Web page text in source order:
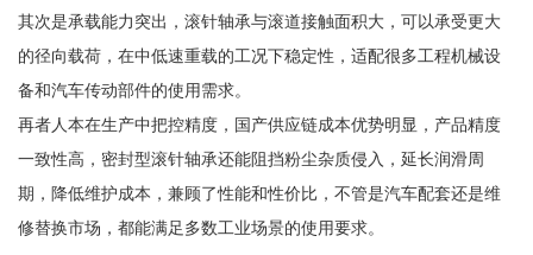
其次是承载能力突出，滚针轴承与滚道接触面积大，可以承受更大
的径向载荷，在中低速重载的工况下稳定性，适配很多工程机械设
备和汽车传动部件的使用需求。
再者人本在生产中把控精度，国产供应链成本优势明显，产品精度
一致性高，密封型滚针轴承还能阻挡粉尘杂质侵入，延长润滑周
期，降低维护成本，兼顾了性能和性价比，不管是汽车配套还是维
修替换市场，都能满足多数工业场景的使用要求。